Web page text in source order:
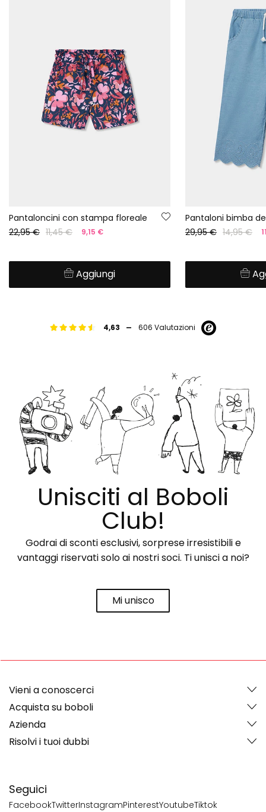
Pantaloncini con stampa floreale
22,95 € 11,45 € 9,15 €
Aggiungi
Pantaloni bimba
29,95 € 14,95 €
4,63 - 606 Valutazioni
Unisciti al Boboli
Club!
Godrai di sconti esclusivi, sorprese irresistibili e
vantaggi riservati solo ai nostri soci. Ti unisci a noi?
Mi unisco
Seguici
FacebookTwitterInstagramPinterestYoutubeTiktok
Vieni a conoscerci
Acquista su boboli
Azienda
Risolvi i tuoi dubbi